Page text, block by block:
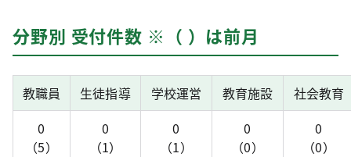
分野別 受付件数 ※（ ）は前月
教職員 生徒指導 学校運営 教育施設
社会教育
0
（5）
0
（1）
0
（1）
0
（0）
0
（0）